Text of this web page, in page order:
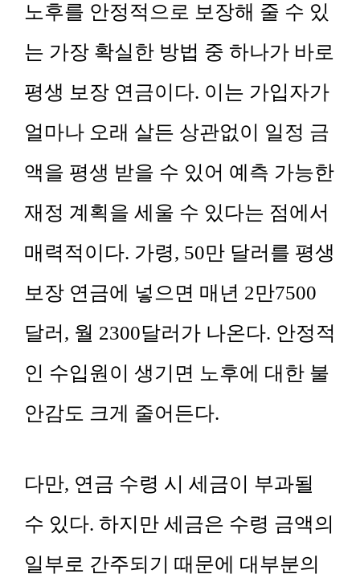
노후를 안정적으로 보장해 줄 수 있
는 가장 확실한 방법 중 하나가 바로
평생 보장 연금이다. 이는 가입자가
얼마나 오래 살든 상관없이 일정 금
액을 평생 받을 수 있어 예측 가능한
재정 계획을 세울 수 있다는 점에서
매력적이다. 가령, 50만 달러를 평생
보장 연금에 넣으면 매년 2만7500
달러, 월 2300달러가 나온다. 안정적
인 수입원이 생기면 노후에 대한 불
안감도 크게 줄어든다.
다만, 연금 수령 시 세금이 부과될
수 있다. 하지만 세금은 수령 금액의
일부로 간주되기 때문에 대부분의